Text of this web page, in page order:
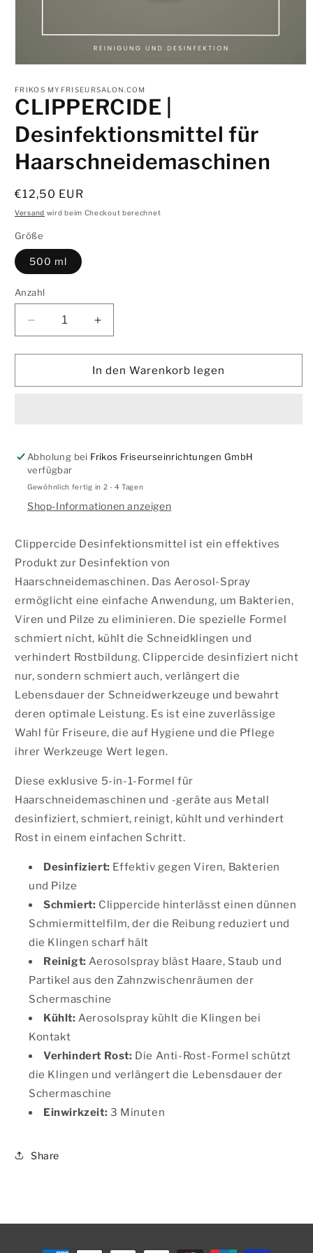
in
Modal
öffnen
FRIKOS MYFRISEURSALON.COM
CLIPPERCIDE |
Desinfektionsmittel für
Haarschneidemaschinen
Normaler
Preis
€12,50 EUR
Versand wird beim Checkout berechnet
Größe
500 ml
Anzahl
Verringere
die
Menge
CLIPPERCIDE
Erhöhe
die
Menge
für
CLIPPERCIDE
In den Warenkorb legen
Abholung bei Frikos Friseurseinrichtungen GmbH
verfügbar
Gewöhnlich fertig in 2 - 4 Tagen
Shop-Informationen anzeigen
Clippercide Desinfektionsmittel ist ein effektives
Produkt zur Desinfektion von
Haarschneidemaschinen. Das Aerosol-Spray
ermöglicht eine einfache Anwendung, um Bakterien,
Viren und Pilze zu eliminieren. Die spezielle Formel
schmiert nicht, kühlt die Schneidklingen und
verhindert Rostbildung. Clippercide desinfiziert nicht
nur, sondern schmiert auch, verlängert die
Lebensdauer der Schneidwerkzeuge und bewahrt
deren optimale Leistung. Es ist eine zuverlässige
Wahl für Friseure, die auf Hygiene und die Pflege
ihrer Werkzeuge Wert legen.
Diese exklusive 5-in-1-Formel für
Haarschneidemaschinen und -geräte aus Metall
desinfiziert, schmiert, reinigt, kühlt und verhindert
Rost in einem einfachen Schritt.
Desinfiziert: Effektiv gegen Viren, Bakterien
und Pilze
Schmiert: Clippercide hinterlässt einen dünnen
Schmiermittelfilm, der die Reibung reduziert und
die Klingen scharf hält
Reinigt: Aerosolspray bläst Haare, Staub und
Partikel aus den Zahnzwischenräumen der
Schermaschine
Kühlt: Aerosolspray kühlt die Klingen bei
Kontakt
Verhindert Rost: Die Anti-Rost-Formel schützt
die Klingen und verlängert die Lebensdauer der
Schermaschine
Einwirkzeit: 3 Minuten
Share